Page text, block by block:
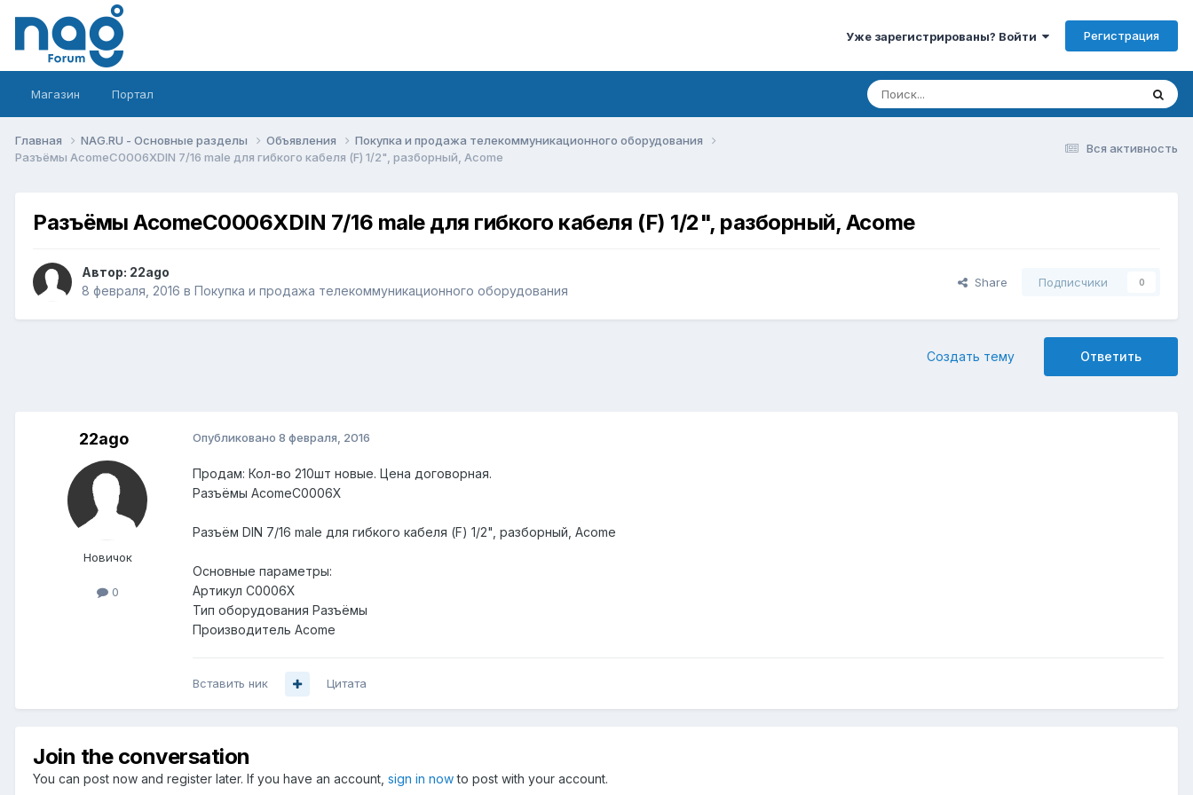
Уже зарегистрированы? Войти Регистрация
Магазин Портал
Вся активность
Главная NAG.RU - Основные разделы Объявления
Покупка и продажа телекоммуникационного оборудования
Разъёмы AcomeC0006XDIN 7/16 male для гибкого кабеля (F) 1/2", разборный, Acome
Разъёмы AcomeC0006XDIN 7/16 male для гибкого кабеля (F) 1/2", разборный, Acome
Автор: 22ago
8 февраля, 2016 в Покупка и продажа телекоммуникационного оборудования
Share Подписчики 0
Ответить
Создать тему
22ago
Новичок
0
Опубликовано 8 февраля, 2016
Продам: Кол-во 210шт новые. Цена договорная.
Разъёмы AcomeC0006X
Разъём DIN 7/16 male для гибкого кабеля (F) 1/2", разборный, Acome
Основные параметры:
Артикул C0006X
Тип оборудования Разъёмы
Производитель Acome
Вставить ник Цитата
Join the conversation
You can post now and register later. If you have an account, sign in nowto post with your account.